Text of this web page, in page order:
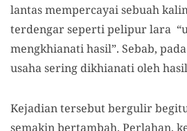
lantas mempercayai sebuah
terdengar seperti pelipur lara
mengkhianati hasil”. Sebab,
usaha sering dikhianati oleh
Kejadian tersebut bergulir
semakin bertambah. Perlahan,